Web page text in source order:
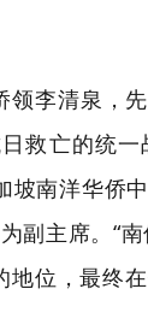
李清泉，
救亡的统
南洋华侨
主席。“
位，最终